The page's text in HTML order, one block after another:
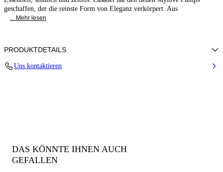
geschaffen, der die reinste Form von Eleganz verkörpert. Aus
... Mehr lesen
PRODUKTDETAILS
Uns kontaktieren
DAS KÖNNTE IHNEN AUCH
GEFALLEN